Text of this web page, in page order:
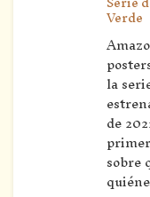
Verde
la
de
sobre